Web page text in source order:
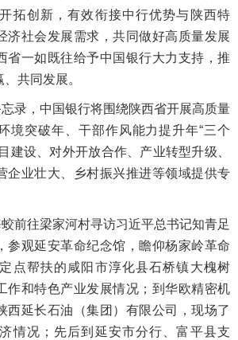
拓创新，有效衔接中行优势与陕西特
济社会发展需求，共同做好高质量发展
省一如既往给予中国银行大力支持，推
共同发展。
录，中国银行将围绕陕西省开展高质量
境突破年、干部作风能力提升年“三个
建设、对外开放合作、产业转型升级、
企业壮大、乡村振兴推进等领域提供专
前往梁家河村寻访习近平总书记知青足
参观延安革命纪念馆，瞻仰杨家岭革命
点帮扶的咸阳市淳化县石桥镇大槐树
作和特色产业发展情况；到华欧精密机
西延长石油（集团）有限公司，现场了
情况；先后到延安市分行、富平县支